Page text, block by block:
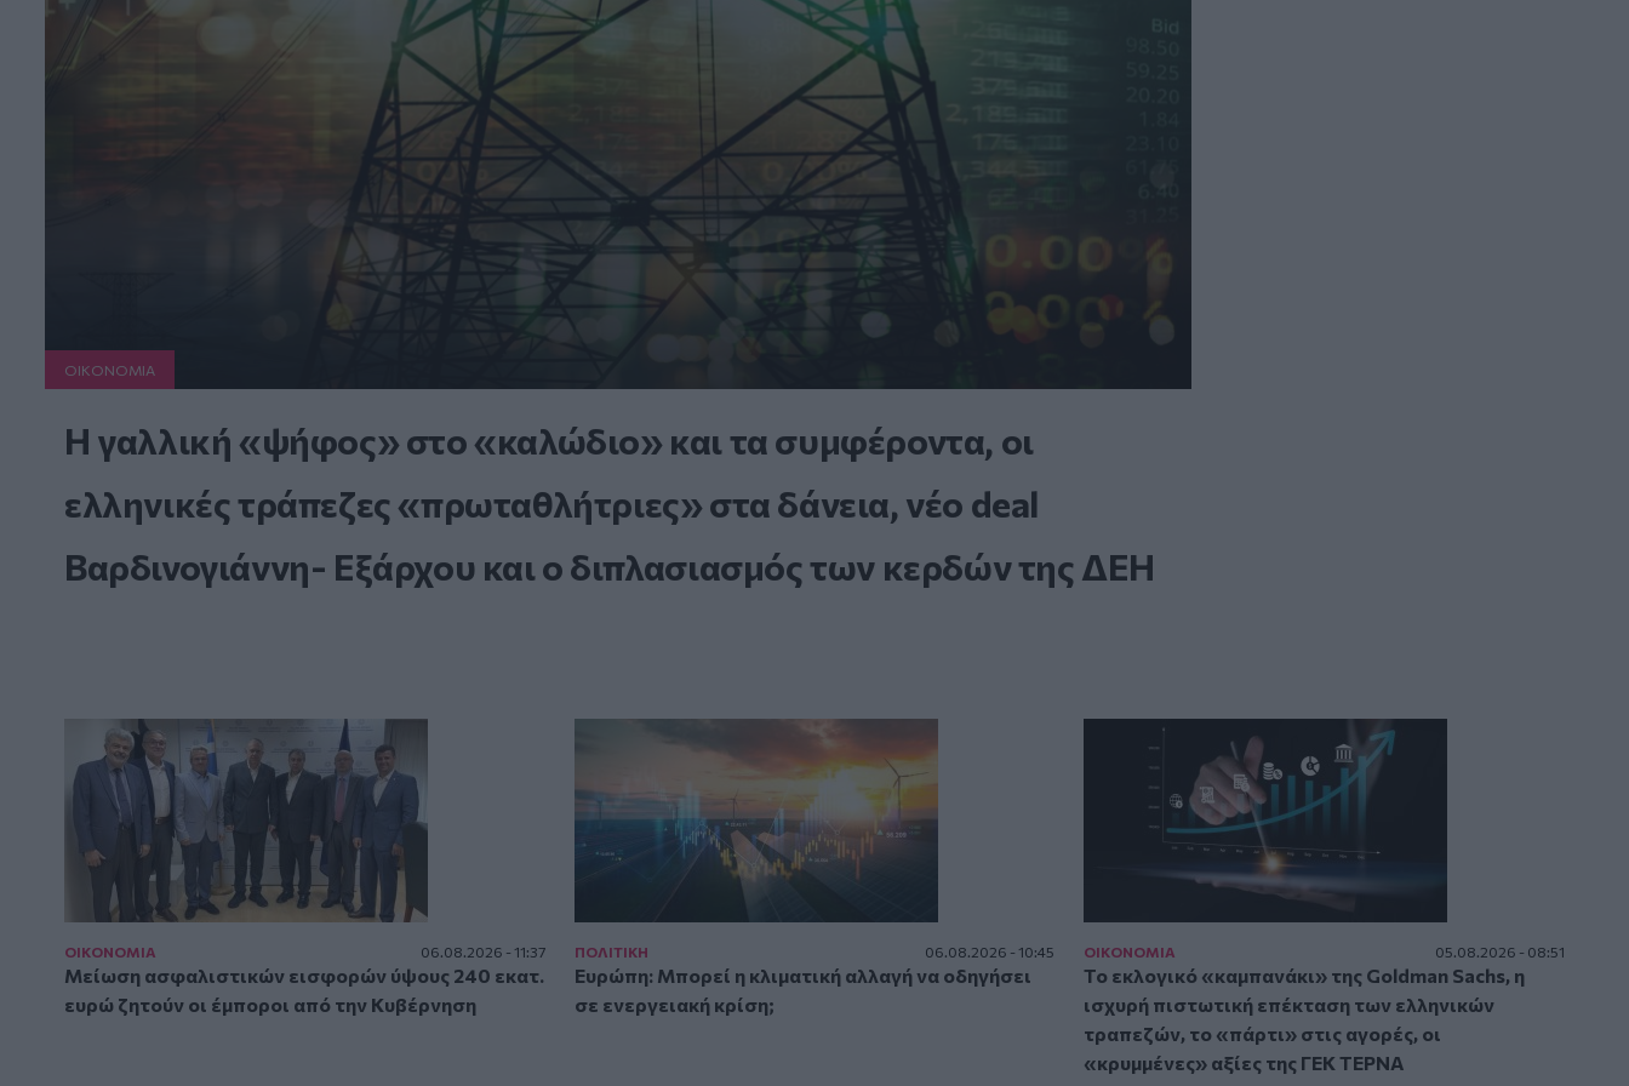
ΟΙΚΟΝΟΜΙΑ
Η γαλλική «ψήφος» στο «καλώδιο» και τα συμφέροντα, οι
ελληνικές τράπεζες «πρωταθλήτριες» στα δάνεια, νέο deal
Βαρδινογιάννη- Εξάρχου και ο διπλασιασμός των κερδών της ΔΕΗ
ΟΙΚΟΝΟΜΙΑ 06.08.2026 - 11:37
Μείωση ασφαλιστικών εισφορών ύψους 240 εκατ.
ευρώ ζητούν οι έμποροι από την Κυβέρνηση
ΠΟΛΙΤΙΚΗ 06.08.2026 - 10:45
Ευρώπη: Μπορεί η κλιματική αλλαγή να οδηγήσει
σε ενεργειακή κρίση;
ΟΙΚΟΝΟΜΙΑ 05.08.2026 - 08:51
Το εκλογικό «καμπανάκι» της Goldman Sachs, η
ισχυρή πιστωτική επέκταση των ελληνικών
τραπεζών, το «πάρτι» στις αγορές, οι
«κρυμμένες» αξίες της ΓΕΚ ΤΕΡΝΑ